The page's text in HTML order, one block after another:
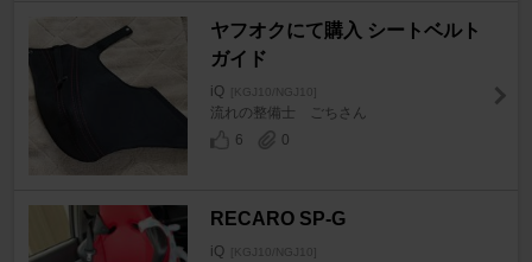
ヤフオクにて購入 シートベルト
ガイド
iQ [KGJ10/NGJ10]
流れの整備士 ごちさん
6
0
RECARO SP-G
iQ [KGJ10/NGJ10]